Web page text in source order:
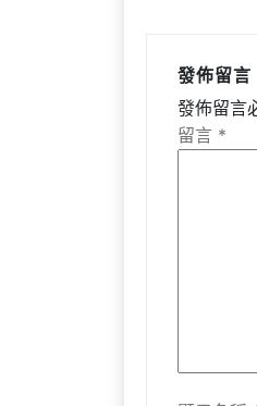
發佈留言
發佈留言
留言 *